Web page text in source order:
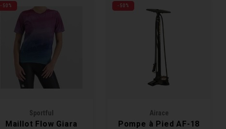
-50%
Sportful
Maillot Flow Giara
-50%
Airace
Pompe à Pied AF-18